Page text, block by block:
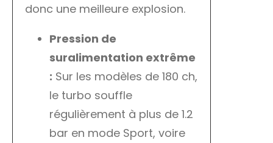
donc une meilleure explosion.
Pression de
suralimentation extrême
: Sur les modèles de 180 ch,
le turbo souffle
régulièrement à plus de 1.2
bar en mode Sport, voire